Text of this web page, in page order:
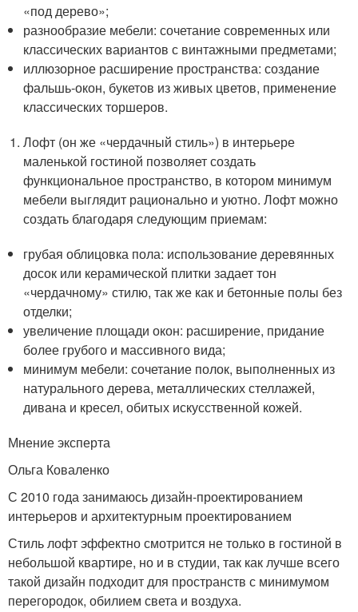
«под дерево»;
разнообразие мебели: сочетание современных или
классических вариантов с винтажными предметами;
иллюзорное расширение пространства: создание
фальшь-окон, букетов из живых цветов, применение
классических торшеров.
Лофт (он же «чердачный стиль») в интерьере
маленькой гостиной позволяет создать
функциональное пространство, в котором минимум
мебели выглядит рационально и уютно. Лофт можно
создать благодаря следующим приемам:
грубая облицовка пола: использование деревянных
досок или керамической плитки задает тон
«чердачному» стилю, так же как и бетонные полы без
отделки;
увеличение площади окон: расширение, придание
более грубого и массивного вида;
минимум мебели: сочетание полок, выполненных из
натурального дерева, металлических стеллажей,
дивана и кресел, обитых искусственной кожей.
Мнение эксперта
Ольга Коваленко
С 2010 года занимаюсь дизайн-проектированием
интерьеров и архитектурным проектированием
Стиль лофт эффектно смотрится не только в гостиной в
небольшой квартире, но и в студии, так как лучше всего
такой дизайн подходит для пространств с минимумом
перегородок, обилием света и воздуха.